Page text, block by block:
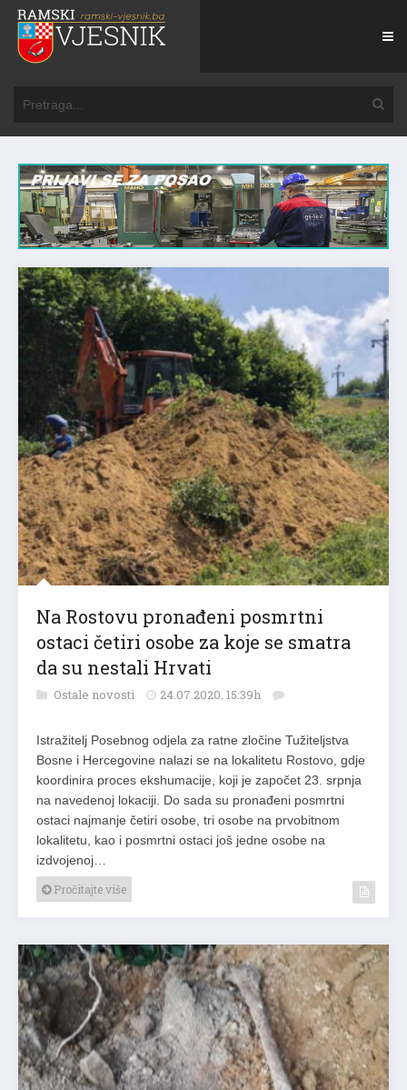
Na Rostovu pronađeni posmrtni
ostaci četiri osobe za koje se smatra
da su nestali Hrvati
Ostale novosti 24.07.2020. 15:39h
Istražitelj Posebnog odjela za ratne zločine Tužiteljstva
Bosne i Hercegovine nalazi se na lokalitetu Rostovo, gdje
koordinira proces ekshumacije, koji je započet 23. srpnja
na navedenoj lokaciji. Do sada su pronađeni posmrtni
ostaci najmanje četiri osobe, tri osobe na prvobitnom
lokalitetu, kao i posmrtni ostaci još jedne osobe na
izdvojenoj…
Pročitajte više